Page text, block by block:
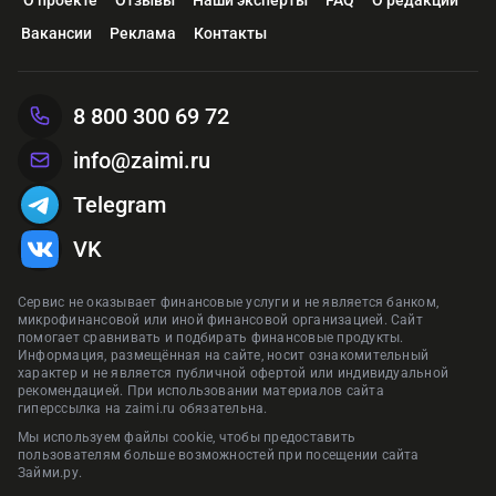
Реклама АО «ТБанк»
сайте zaimi.ru. Обновлено: 28 июня 2026
Одобрение
Высокое
Оформить
Одобрение
сайте zaimi.ru. Обновлено: 16 марта 2026
Реклама Банк ГПБ (АО)
сайте zaimi.ru. Обновлено: 28 июня 2026
Предложения сформированы на основании отзывов и рейтинга на
Вакансии
Реклама Контакты
Сервис не оказывает финансовые услуги и не является банком,
микрофинансовой или иной финансовой организацией. Сайт
помогает сравнивать и подбирать финансовые продукты.
Информация, размещённая на сайте, носит ознакомительный
характер и не является публичной офертой или индивидуальной
рекомендацией. При использовании материалов сайта
гиперссылка на zaimi.ru обязательна.
Мы используем файлы cookie, чтобы предоставить
пользователям больше возможностей при посещении сайта
Займи.ру.
8 800 300 69 72
info@zaimi.ru
Telegram
VK